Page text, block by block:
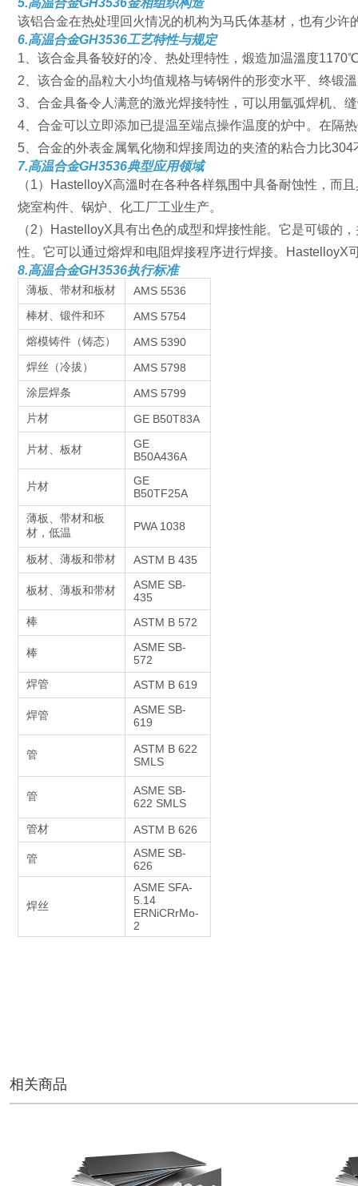
5.高温合金GH3536金相组织构造
该铝合金在热处理回火情况的机构为马氏体基材，也有少许
6.高温合金GH3536工艺特性与规定
1、该合金具备较好的冷、热处理特性，煅造加温溫度
2、该合金的晶粒大小均值规格与铸钢件的形变水平、终锻
3、合金具备令人满意的激光焊接特性，可以用氩弧焊机、
4、合金可以立即添加已提温至端点操作温度的炉中。在隔
5、合金的外表金属氧化物和焊接周边的夹渣的粘合力比
7.高温合金GH3536典型应用领域
（1）HastelloyX高溫时在各种各样氛围中具备耐蚀性，而
烧室构件、锅炉、化工厂工业生产。
（2）HastelloyX具有出色的成型和焊接性能。它是可锻的
性。它可以通过熔焊和电阻焊接程序进行焊接。HastelloyX
8.高温合金GH3536执行标准
薄板、带材和板材
AMS 5536
棒材、锻件和环
AMS 5754
熔模铸件（铸态）
AMS 5390
焊丝（冷拔）
AMS 5798
涂层焊条
AMS 5799
片材
GE B50T83A
片材、板材
GE
B50A436A
片材
GE
B50TF25A
薄板、带材和板
材，低温
PWA 1038
板材、薄板和带材 ASTM B 435
板材、薄板和带材
ASME SB-
435
棒
ASTM B 572
棒
ASME SB-
572
焊管
ASTM B 619
焊管
ASME SB-
619
管
ASTM B 622
SMLS
管
ASME SB-
622 SMLS
管材
ASTM B 626
管
ASME SB-
626
焊丝
ASME SFA-
5.14
ERNiCRrMo-
2
相关商品